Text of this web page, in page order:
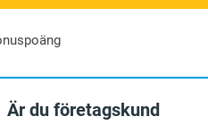
Är du företagskund